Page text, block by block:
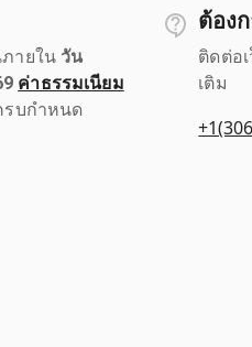
ายใน วัน
ค่าธรรมเนียม
รบกำหนด
ต้อง
ติดต่อ
เติม